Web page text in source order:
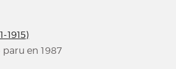
1915)
paru en 1987